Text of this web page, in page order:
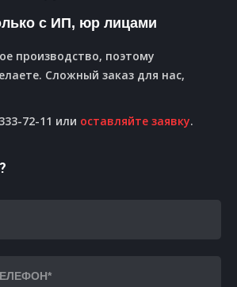
с ИП, юр лицами
производство, поэтому
Сложный заказ для нас,
72-11 или оставляйте заявку.